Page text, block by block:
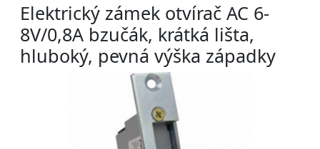
Elektrický zámek otvírač AC 6-
8V/0,8A bzučák, krátká lišta,
hluboký, pevná výška západky